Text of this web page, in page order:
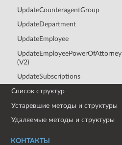
UpdateCounteragentGroup
UpdateDepartment
UpdateEmployee
UpdateEmployeePowerOfAttorney
(V2)
UpdateSubscriptions
Список структур
Устаревшие методы и структуры
Удаляемые методы и структуры
КОНТАКТЫ